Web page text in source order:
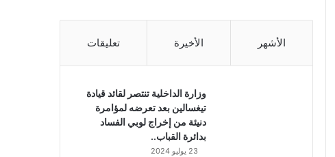
الأشهر الأخيرة تعليقات
وزارة الداخلية تنتصر لقائد قيادة
تيغسالين بعد تعرضه لمؤامرة
دنيئة من إخراج لوبي الفساد
بدائرة القباب..
23 يوليو 2024